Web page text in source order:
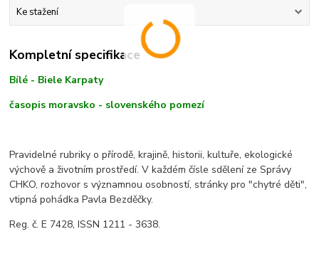
Ke stažení
Kompletní specifikace
Bílé - Biele Karpaty
časopis moravsko - slovenského pomezí
Pravidelné rubriky o přírodě, krajině, historii, kultuře, ekologické
výchově a životním prostředí. V každém čísle sdělení ze Správy
CHKO, rozhovor s významnou osobností, stránky pro "chytré děti",
vtipná pohádka Pavla Bezděčky.
Reg. č. E 7428, ISSN 1211 - 3638.